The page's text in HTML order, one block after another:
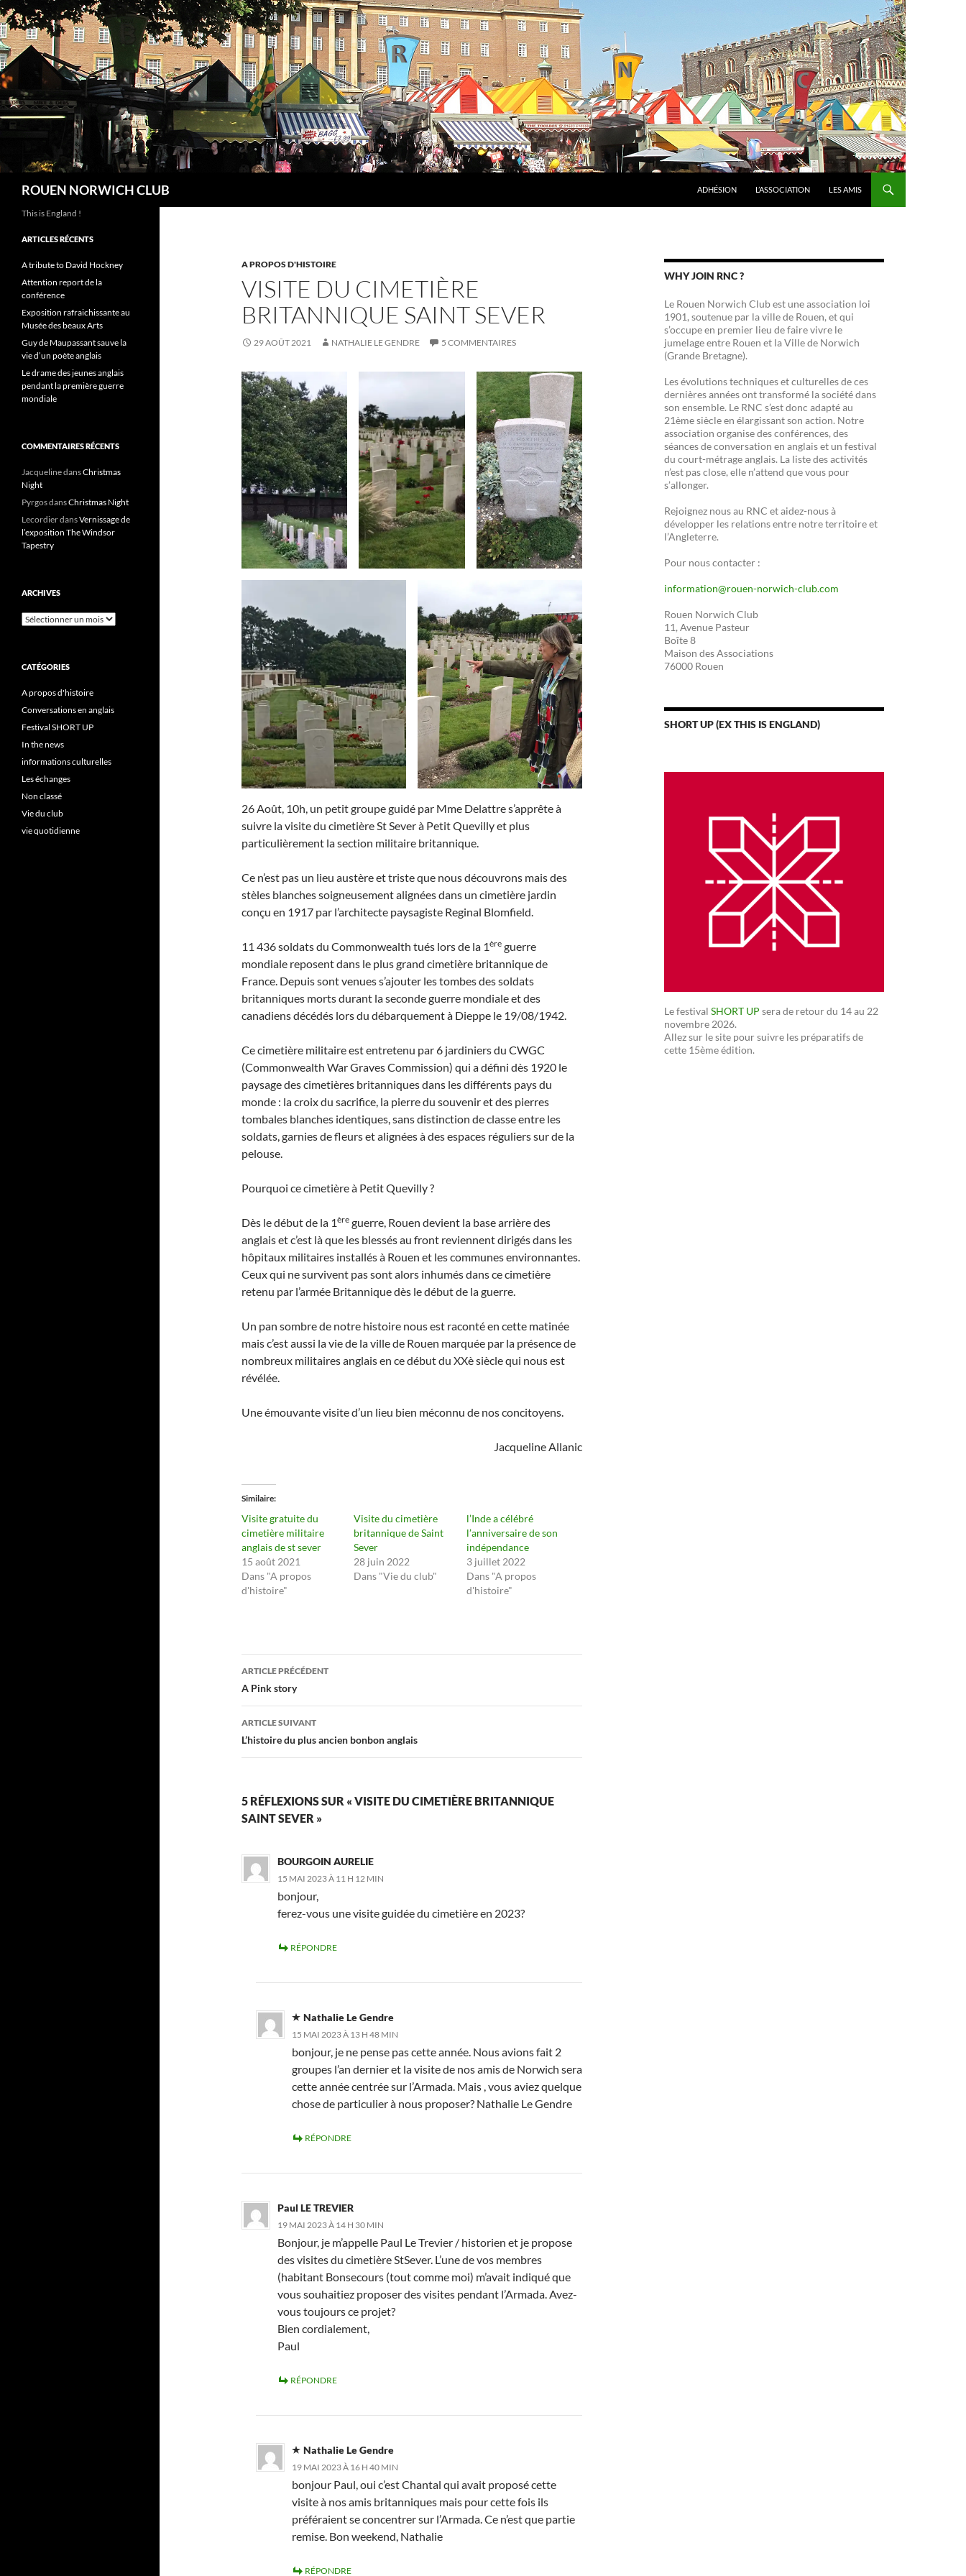
Aller
au
contenu
ROUEN NORWICH CLUB ADHÉSION L’ASSOCIATION LES AMIS
A PROPOS D'HISTOIRE
VISITE DU CIMETIÈRE
BRITANNIQUE SAINT SEVER
29 AOÛT 2021 NATHALIE LE GENDRE 5 COMMENTAIRES
26 Août, 10h, un petit groupe guidé par Mme Delattre s’apprête à
suivre la visite du cimetière St Sever à Petit Quevilly et plus
particulièrement la section militaire britannique.
Ce n’est pas un lieu austère et triste que nous découvrons mais des
stèles blanches soigneusement alignées dans un cimetière jardin
conçu en 1917 par l’architecte paysagiste Reginal Blomfield.
11 436 soldats du Commonwealth tués lors de la 1ère guerre
mondiale reposent dans le plus grand cimetière britannique de
France. Depuis sont venues s’ajouter les tombes des soldats
britanniques morts durant la seconde guerre mondiale et des
canadiens décédés lors du débarquement à Dieppe le 19/08/1942.
Ce cimetière militaire est entretenu par 6 jardiniers du CWGC
(Commonwealth War Graves Commission) qui a défini dès 1920 le
paysage des cimetières britanniques dans les différents pays du
monde : la croix du sacrifice, la pierre du souvenir et des pierres
tombales blanches identiques, sans distinction de classe entre les
soldats, garnies de fleurs et alignées à des espaces réguliers sur de la
pelouse.
Pourquoi ce cimetière à Petit Quevilly ?
Dès le début de la 1ère guerre, Rouen devient la base arrière des
anglais et c’est là que les blessés au front reviennent dirigés dans les
hôpitaux militaires installés à Rouen et les communes environnantes.
Ceux qui ne survivent pas sont alors inhumés dans ce cimetière
retenu par l’armée Britannique dès le début de la guerre.
Un pan sombre de notre histoire nous est raconté en cette matinée
mais c’est aussi la vie de la ville de Rouen marquée par la présence de
nombreux militaires anglais en ce début du XXè siècle qui nous est
révélée.
Une émouvante visite d’un lieu bien méconnu de nos concitoyens.
Jacqueline Allanic
Similaire
Visite gratuite du
cimetière militaire
anglais de st sever
15 août 2021
Dans "A propos
d'histoire"
Visite du cimetière
britannique de Saint
Sever
28 juin 2022
Dans "Vie du club"
l’Inde a célébré
l’anniversaire de son
indépendance
3 juillet 2022
Dans "A propos
d'histoire"
Navigation
des
articles
ARTICLE PRÉCÉDENT
A Pink story
ARTICLE SUIVANT
L’histoire du plus ancien bonbon anglais
5 RÉFLEXIONS SUR « VISITE DU CIMETIÈRE BRITANNIQUE
SAINT SEVER »
BOURGOIN AURELIE
15 MAI 2023 À 11 H 12 MIN
bonjour,
ferez-vous une visite guidée du cimetière en 2023?
RÉPONDRE
Nathalie Le Gendre
15 MAI 2023 À 13 H 48 MIN
bonjour, je ne pense pas cette année. Nous avions fait 2
groupes l’an dernier et la visite de nos amis de Norwich sera
cette année centrée sur l’Armada. Mais , vous aviez quelque
chose de particulier à nous proposer? Nathalie Le Gendre
RÉPONDRE
Paul LE TREVIER
19 MAI 2023 À 14 H 30 MIN
Bonjour, je m’appelle Paul Le Trevier / historien et je propose
des visites du cimetière StSever. L’une de vos membres
(habitant Bonsecours (tout comme moi) m’avait indiqué que
vous souhaitiez proposer des visites pendant l’Armada. Avez-
vous toujours ce projet?
Bien cordialement,
Paul
RÉPONDRE
Nathalie Le Gendre
19 MAI 2023 À 16 H 40 MIN
bonjour Paul, oui c’est Chantal qui avait proposé cette
visite à nos amis britanniques mais pour cette fois ils
préféraient se concentrer sur l’Armada. Ce n’est que partie
remise. Bon weekend, Nathalie
RÉPONDRE
WHY JOIN RNC ?
Le Rouen Norwich Club est une association loi
1901, soutenue par la ville de Rouen, et qui
s’occupe en premier lieu de faire vivre le
jumelage entre Rouen et la Ville de Norwich
(Grande Bretagne).
Les évolutions techniques et culturelles de ces
dernières années ont transformé la société dans
son ensemble. Le RNC s’est donc adapté au
21ème siècle en élargissant son action. Notre
association organise des conférences, des
séances de conversation en anglais et un festival
du court-métrage anglais. La liste des activités
n’est pas close, elle n’attend que vous pour
s’allonger.
Rejoignez nous au RNC et aidez-nous à
développer les relations entre notre territoire et
l’Angleterre.
Pour nous contacter :
information@rouen-norwich-club.com
Rouen Norwich Club
11, Avenue Pasteur
Boîte 8
Maison des Associations
76000 Rouen
SHORT UP (EX THIS IS ENGLAND)
Le festival SHORT UP sera de retour du 14 au 22
novembre 2026.
Allez sur le site pour suivre les préparatifs de
cette 15ème édition.
This is England !
ARTICLES RÉCENTS
A tribute to David Hockney
Attention report de la
conférence
Exposition rafraichissante au
Musée des beaux Arts
Guy de Maupassant sauve la
vie d’un poète anglais
Le drame des jeunes anglais
pendant la première guerre
mondiale
COMMENTAIRES RÉCENTS
JacquelinedansChristmas
Night
PyrgosdansChristmas Night
LecordierdansVernissage de
l’exposition The Windsor
Tapestry
ARCHIVES
Archives
CATÉGORIES
A propos d'histoire
Conversations en anglais
Festival SHORT UP
In the news
informations culturelles
Les échanges
Non classé
Vie du club
vie quotidienne